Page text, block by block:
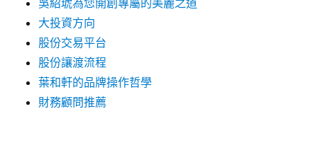
吳紹琥為您開創專屬的美麗之道
大投資方向
股份交易平台
股份讓渡流程
葉和軒的品牌操作哲學
財務顧問推薦